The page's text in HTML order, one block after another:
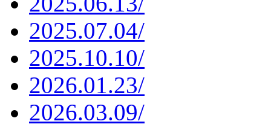
2025.07.04/
2025.10.10/
2026.01.23/
2026.03.09/